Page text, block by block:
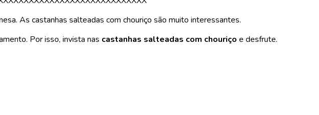
As castanhas salteadas com chouriço são muito interessantes.
Por isso, invista nas castanhas salteadas com chouriço e desfrute.